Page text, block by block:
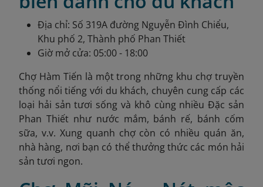
Địa chỉ: Số 319A đường Nguyễn Đình Chiểu,
Khu phố 2, Thành phố Phan Thiết
Giờ mở cửa: 05:00 - 18:00
Chợ Hàm Tiến là một trong những khu chợ truyền
thống nổi tiếng với du khách, chuyên cung cấp các
loại hải sản tươi sống và khô cùng nhiều Đặc sản
Phan Thiết như nước mắm, bánh rế, bánh cốm
sữa, v.v. Xung quanh chợ còn có nhiều quán ăn,
nhà hàng, nơi bạn có thể thưởng thức các món hải
sản tươi ngon.